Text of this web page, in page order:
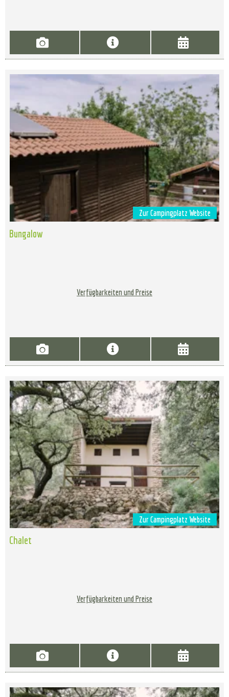
Zur Campingplatz Website
Bungalow
Verfügbarkeiten und Preise
Zur Campingplatz Website
Chalet
Verfügbarkeiten und Preise